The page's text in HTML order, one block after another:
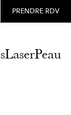
PRENDRE RDV
LaserPeau